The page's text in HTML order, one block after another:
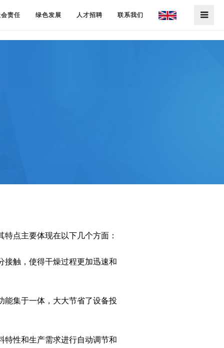
责任 绿色发展 人才招聘 联系我们
点主要体现在以下几个方面：
接触，使得干燥过程更加迅速和
能集于一体，大大节省了设备投
特性和生产需求进行自动调节和